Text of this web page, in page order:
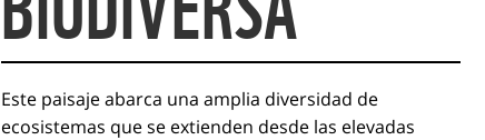
Este paisaje abarca una amplia diversidad de
ecosistemas que se extienden desde las elevadas